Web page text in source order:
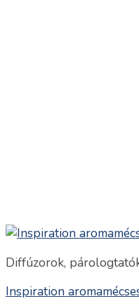
Diffúzorok,
Inspiration